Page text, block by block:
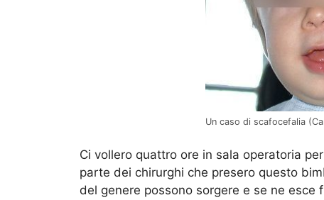
Un caso di scafocefalia
Ci vollero quattro ore in sala operatoria
parte dei chirurghi che presero questo
del genere possono sorgere e se ne esce